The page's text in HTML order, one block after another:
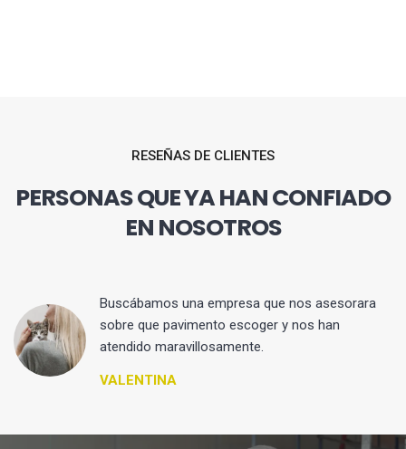
RESEÑAS DE CLIENTES
PERSONAS QUE YA HAN CONFIADO
EN NOSOTROS
Buscábamos una empresa que nos asesorara
sobre que pavimento escoger y nos han
atendido maravillosamente.
VALENTINA